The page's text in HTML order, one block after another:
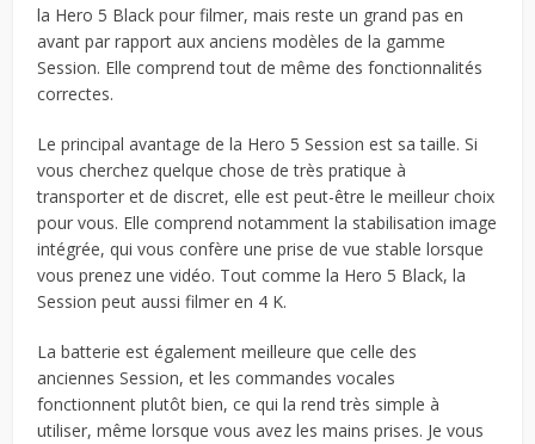
la Hero 5 Black pour filmer, mais reste un grand pas en
avant par rapport aux anciens modèles de la gamme
Session. Elle comprend tout de même des fonctionnalités
correctes.
Le principal avantage de la Hero 5 Session est sa taille. Si
vous cherchez quelque chose de très pratique à
transporter et de discret, elle est peut-être le meilleur choix
pour vous. Elle comprend notamment la stabilisation image
intégrée, qui vous confère une prise de vue stable lorsque
vous prenez une vidéo. Tout comme la Hero 5 Black, la
Session peut aussi filmer en 4 K.
La batterie est également meilleure que celle des
anciennes Session, et les commandes vocales
fonctionnent plutôt bien, ce qui la rend très simple à
utiliser, même lorsque vous avez les mains prises. Je vous